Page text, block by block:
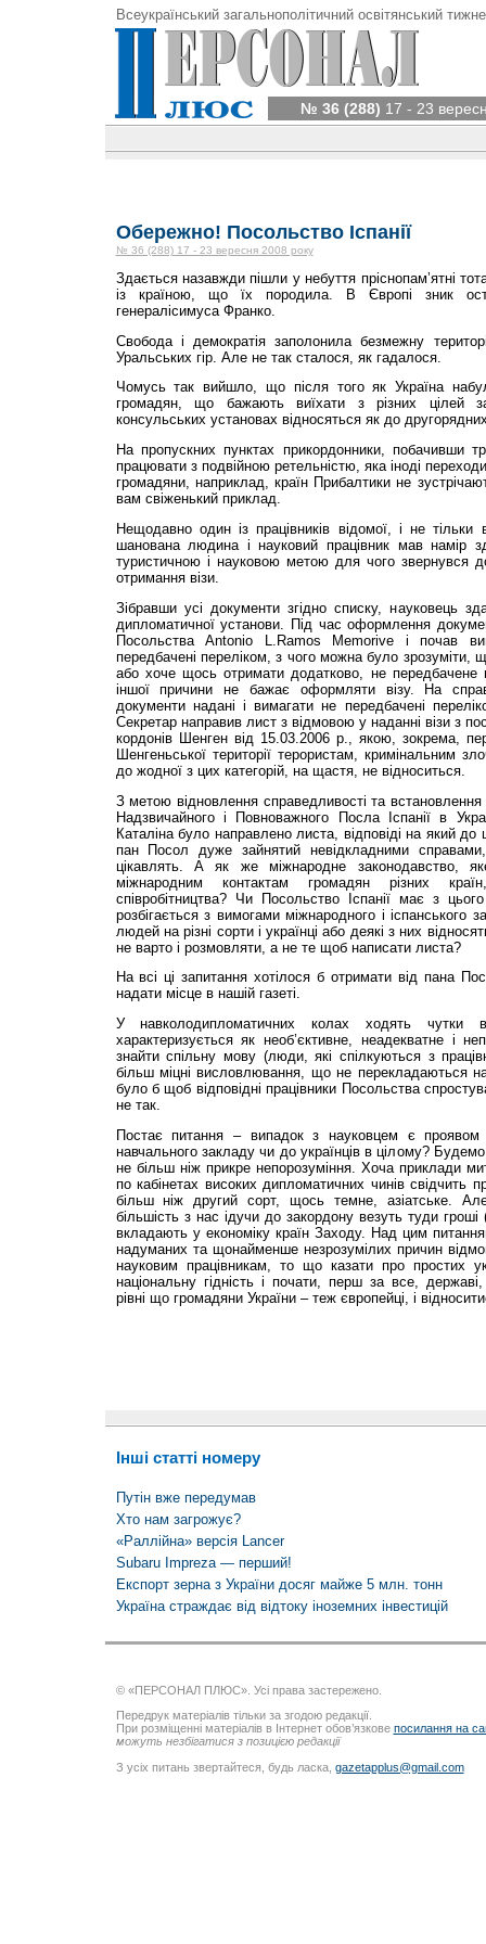
Всеукраїнський загальнополітичний освітянський
№ 36 (288) 17 - 23
Обережно! Посольство Іспанії
№ 36 (288) 17 - 23 вересня 2008 року
Здається назавжди пішли у небуття пріснопам’ятні
із країною, що їх породила. В Європі зник
генералісимуса Франко.
Свобода і демократія заполонила безмежну
Уральських гір. Але не так сталося, як гадалося.
Чомусь так вийшло, що після того як Україна
громадян, що бажають виїхати з різних цілей
консульських установах відносяться як до
На пропускних пунктах прикордонники, побачивши
працювати з подвійною ретельністю, яка іноді
громадяни, наприклад, країн Прибалтики не
вам свіженький приклад.
Нещодавно один із працівників відомої, і не тільки
шанована людина і науковий працівник мав намір
туристичною і науковою метою для чого звернувся
отримання візи.
Зібравши усі документи згідно списку, науковець
дипломатичної установи. Під час оформлення
Посольства Antonio L.Ramos Memorive і почав
передбачені переліком, з чого можна було зрозуміти,
або хоче щось отримати додатково, не передбачене
іншої причини не бажає оформляти візу. На
документи надані і вимагати не передбачені
Секретар направив лист з відмовою у наданні візи з
кордонів Шенген від 15.03.2006 р., якою, зокрема,
Шенгеньської території терористам, кримінальним
до жодної з цих категорій, на щастя, не відноситься.
З метою відновлення справедливості та
Надзвичайного і Повноважного Посла Іспанії в
Каталіна було направлено листа, відповіді на який
пан Посол дуже зайнятий невідкладними
цікавлять. А як же міжнародне законодавство,
міжнародним контактам громадян різних
співробітництва? Чи Посольство Іспанії має з
розбігається з вимогами міжнародного і іспанського
людей на різні сорти і українці або деякі з них
не варто і розмовляти, а не те щоб написати листа?
На всі ці запитання хотілося б отримати від пана
надати місце в нашій газеті.
У навколодипломатичних колах ходять чутки
характеризується як необ’єктивне, неадекватне і
знайти спільну мову (люди, які спілкуються з
більш міцні висловлювання, що не перекладаються
було б щоб відповідні працівники Посольства
не так.
Постає питання – випадок з науковцем є проявом
навчального закладу чи до українців в цілому?
не більш ніж прикре непорозуміння. Хоча приклади
по кабінетах високих дипломатичних чинів
більш ніж другий сорт, щось темне, азіатське.
більшість з нас ідучи до закордону везуть туди
вкладають у економіку країн Заходу. Над цим
надуманих та щонайменше незрозумілих причин
науковим працівникам, то що казати про простих
національну гідність і почати, перш за все,
рівні що громадяни України – теж європейці, і
Інші статті номеру
Путін вже передумав
Хто нам загрожує?
«Раллійна» версія Lancer
Subaru Impreza — перший!
Експорт зерна з України досяг майже 5 млн. тонн
Україна страждає від відтоку іноземних інвестицій
© «ПЕРСОНАЛ ПЛЮС». Усі права застережено.
Передрук матеріалів тільки за згодою редакції.
При розміщенні матеріалів в Інтернет обов’язкове посилання на
можуть незбігатися з позицією редакції
З усіх питань звертайтеся, будь ласка, gazetapplus@gmail.com